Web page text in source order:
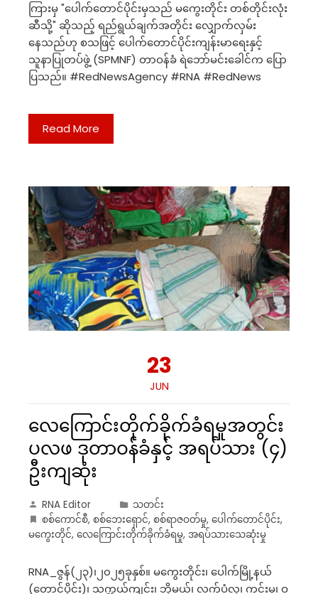
ကြားမှ "ပေါက်တောင်ပိုင်းမှသည် မကွေးတိုင်း တစ်တိုင်းလုံး
ဆီသို့" ဆိုသည့် ရည်ရွယ်ချက်အတိုင်း လျှောက်လှမ်း
နေသည်ဟု စသဖြင့် ပေါက်တောင်ပိုင်းကျန်းမာရေးနှင့်
သူနာပြုတပ်ဖွဲ့ (SPMNF) တာဝန်ခံ ရဲဘော်မင်းခေါင်က ပြော
ပြသည်။ #RedNewsAgency #RNA #RedNews
Read More
23
JUN
လေကြောင်းတိုက်ခိုက်ခံရမှုအတွင်း
ပလဖ ဒုတာဝန်ခံနှင့် အရပ်သား (၄)
ဦးကျဆုံး
RNA Editor
သတင်း
စစ်ကောင်စီ, စစ်ဘေးရှောင်, စစ်ရာဇဝတ်မှု, ပေါက်တောင်ပိုင်း,
မကွေးတိုင်, လေကြောင်းတိုက်ခိုက်ခံရမှု, အရပ်သားသေဆုံးမှု
RNA_ဇွန်(၂၃)၊၂၀၂၅ခုနှစ်။ မကွေးတိုင်း၊ ပေါက်မြို့နယ်
(တောင်ပိုင်း)၊ သက္ကယ်ကျင်း၊ ဘို့မယ်၊ လက်ပံလှ၊ ကင်းမ၊ ဝ